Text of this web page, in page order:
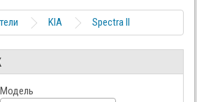
KIA Spectra II
Модель